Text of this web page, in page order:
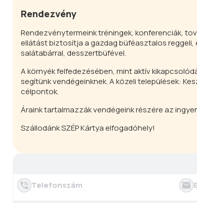
Rendezvény
Rendezvénytermeink tréningek, konferenciák,
ellátást biztosítja a gazdag büféasztalos
salátabárral, desszertbüfével.
A környék felfedezésében, mint aktív
segítünk vendégeinknek. A közeli települések:
célpontok.
Áraink tartalmazzák vendégeink részére az
Szállodánk SZÉP Kártya elfogadóhely!
Telefonszám